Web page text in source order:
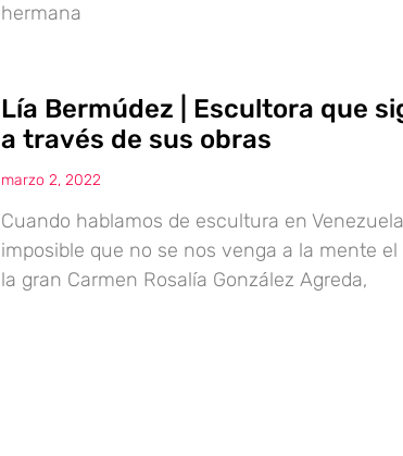
hermana
Lía Bermúdez | Escultora que
a través de sus obras
marzo 2, 2022
Cuando hablamos de escultura en
imposible que no se nos venga a la mente el
la gran Carmen Rosalía González Agreda,